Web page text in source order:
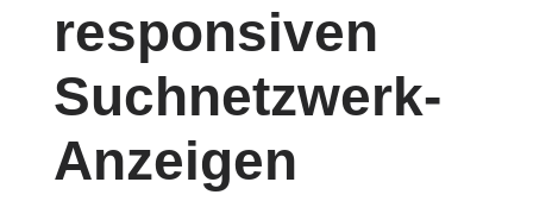
responsiven
Suchnetzwerk-
Anzeigen